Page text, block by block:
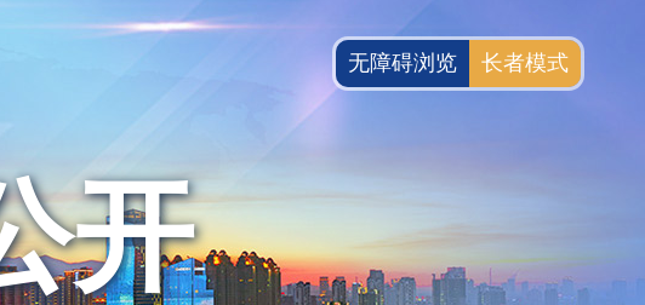
开
无障碍浏览 长者模式